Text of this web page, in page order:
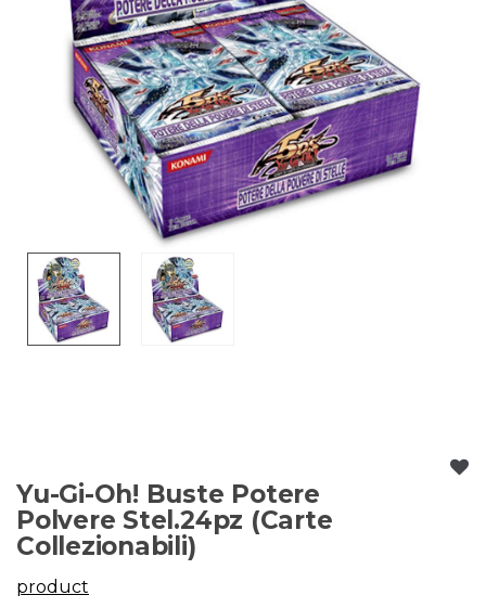
Yu-Gi-Oh! Buste Potere
Polvere Stel.24pz (Carte
Collezionabili)
product